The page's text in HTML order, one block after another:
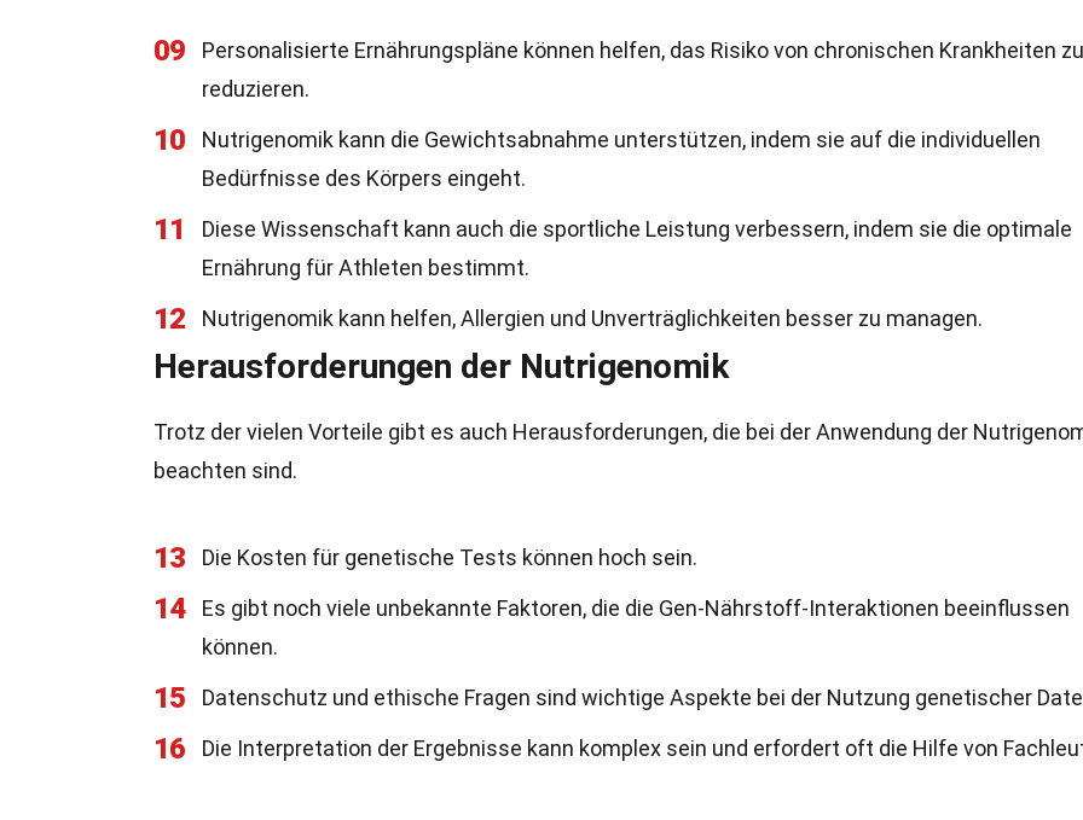
09
Personalisierte Ernährungspläne können helfen, das Risiko von chronischen Krankheiten zu
reduzieren.
10
Nutrigenomik kann die Gewichtsabnahme unterstützen, indem sie auf die individuellen
Bedürfnisse des Körpers eingeht.
11
Diese Wissenschaft kann auch die sportliche Leistung verbessern, indem sie die optimale
Ernährung für Athleten bestimmt.
12 Nutrigenomik kann helfen, Allergien und Unverträglichkeiten besser zu managen.
Herausforderungen der Nutrigenomik
Trotz der vielen Vorteile gibt es auch Herausforderungen, die bei der Anwendung der
beachten sind.
13 Die Kosten für genetische Tests können hoch sein.
14
Es gibt noch viele unbekannte Faktoren, die die Gen-Nährstoff-Interaktionen beeinflussen
können.
15 Datenschutz und ethische Fragen sind wichtige Aspekte bei der Nutzung genetischer
16 Die Interpretation der Ergebnisse kann komplex sein und erfordert oft die Hilfe von